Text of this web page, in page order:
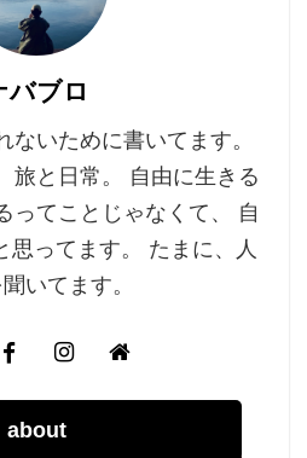
バブロ
ないために書いてます。
旅と日常。 自由に生きる
ってことじゃなくて、 自
思ってます。 たまに、人
いてます。
about